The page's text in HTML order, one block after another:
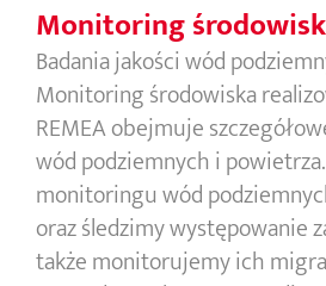
Monitoring
Badania jakości wód
Monitoring środowiska
REMEA obejmuje
wód podziemnych i
monitoringu wód
oraz śledzimy występowanie
także monitorujemy ich